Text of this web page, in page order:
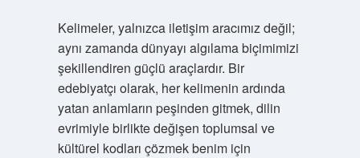
Kelimeler, yalnızca iletişim aracımız değil;
aynı zamanda dünyayı algılama biçimimizi
şekillendiren güçlü araçlardır. Bir
edebiyatçı olarak, her kelimenin ardında
yatan anlamların peşinden gitmek, dilin
evrimiyle birlikte değişen toplumsal ve
kültürel kodları çözmek benim için